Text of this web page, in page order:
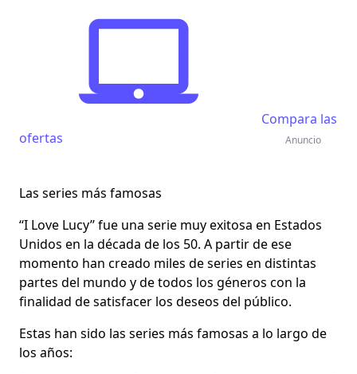
Compara las
ofertas
Anuncio
Las series más famosas
‘‘I Love Lucy’’ fue una serie muy exitosa en Estados
Unidos en la década de los 50. A partir de ese
momento han creado miles de series en distintas
partes del mundo y de todos los géneros con la
finalidad de satisfacer los deseos del público.
Estas han sido las series más famosas a lo largo de
los años: